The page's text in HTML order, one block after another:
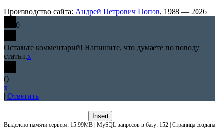
Производство сайта: Андрей Петрович Попов, 1988 — 2026
0
Оставьте комментарий! Напишите, что думаете по поводу
статьи.x
()
x
| Ответить
Insert
Выделено памяти сервера: 15.99MB | MySQL запросов в базу: 152 | Страница создана